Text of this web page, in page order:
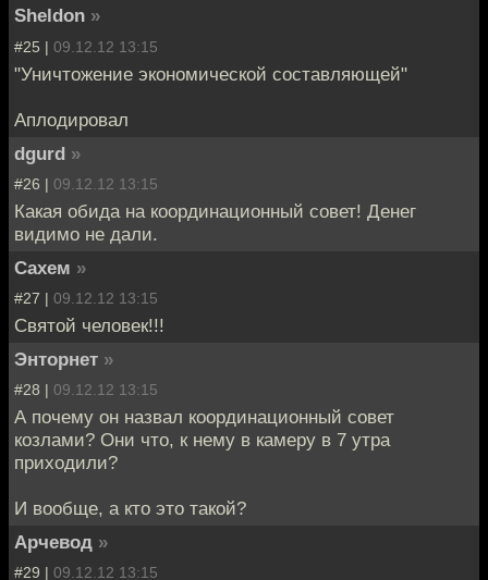
Sheldon »
#25 | 09.12.12 13:15
"Уничтожение экономической составляющей"
Аплодировал
dgurd »
#26 | 09.12.12 13:15
Какая обида на координационный совет! Денег
видимо не дали.
Сахем »
#27 | 09.12.12 13:15
Святой человек!!!
Энторнет »
#28 | 09.12.12 13:15
А почему он назвал координационный совет
козлами? Они что, к нему в камеру в 7 утра
приходили?
И вообще, а кто это такой?
Арчевод »
#29 | 09.12.12 13:15